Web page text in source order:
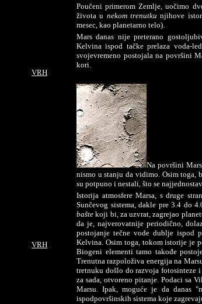
VRH
VRH
Poučeni primerom Zemlje, uočimo
života u nekom trenutku njihove
mesec, kao planetarno telo).
Mars danas nije preterano
Kelvina ispod tačke prelaza voda-
svojevremeno postojala na površini
kori.
Na površini
nismo u stanju da vidimo. Osim
su potpuno i nestali, što se
Istorija atmosfere Marsa, s druge
Sunčevog sistema, dakle pre 3.4 do
bašte koji bi, za uzvrat, zagrejao
da je, najverovatnije periodično,
postojanje tečne vode dublje ispod
Kelvina. Osim toga, tokom istorije je
Biogeni elementi tamo takođe
Trenutna razpoloživa energija na
tretnuku došlo do razvoja fotosinteze
za sada, otvoreno pitanje. Podaci sa
Marsu. Ipak, moguće je da danas
ispodpovršinskih sistema koje